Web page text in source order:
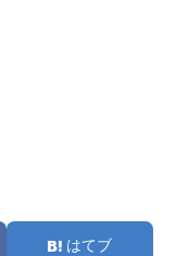
はてブ